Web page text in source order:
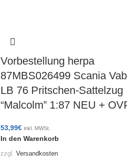
Vorbestellung herpa
87MBS026499 Scania
LB 76 Pritschen-Sattelzug
“Malcolm” 1:87 NEU +
53,99€ inkl. MWSt.
In den Warenkorb
zzgl. Versandkosten